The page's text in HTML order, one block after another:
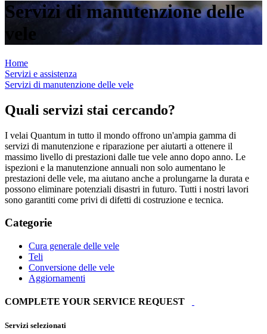
Servizi di manutenzione delle
vele
Home
Servizi e assistenza
Servizi di manutenzione delle vele
Quali servizi stai cercando?
I velai Quantum in tutto il mondo offrono un'ampia gamma di
servizi di manutenzione e riparazione per aiutarti a ottenere il
massimo livello di prestazioni dalle tue vele anno dopo anno. Le
ispezioni e la manutenzione annuali non solo aumentano le
prestazioni delle vele, ma aiutano anche a prolungarne la durata e
possono eliminare potenziali disastri in futuro. Tutti i nostri lavori
sono garantiti come privi di difetti di costruzione e tecnica.
Categorie
Cura generale delle vele
Teli
Conversione delle vele
Aggiornamenti
COMPLETE YOUR SERVICE REQUEST
Servizi selezionati